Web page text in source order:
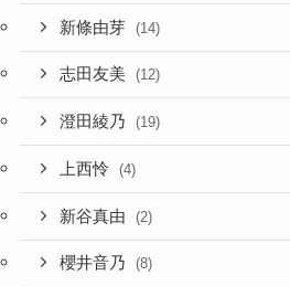
新條由芽 (14)
志田友美 (12)
澄田綾乃 (19)
上西怜 (4)
新谷真由 (2)
櫻井音乃 (8)